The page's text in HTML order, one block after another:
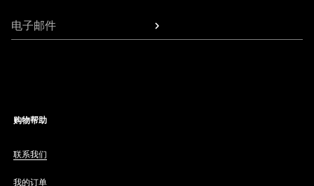
电子邮件
购物帮助
联系我们
我的订单